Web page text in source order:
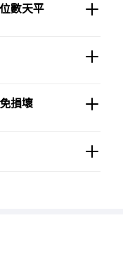
數天平
損壞